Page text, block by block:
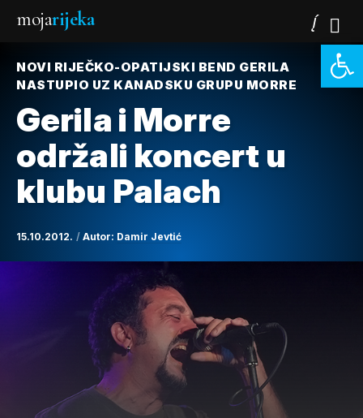
mojarijeka
NOVI RIJEČKO-OPATIJSKI BEND GERILA
NASTUPIO UZ KANADSKU GRUPU MORRE
Gerila i Morre
održali koncert u
klubu Palach
15.10.2012. Autor: Damir Jevtić